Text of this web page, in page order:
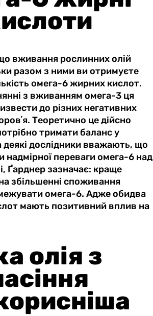
вживання рослинних олій
разом з ними ви отримуєте
омега-6 жирних кислот.
з вживанням омега-3 ця
до різних негативних
Теоретично це дійсно
тримати баланс у
деякі дослідники вважають, що
надмірної переваги омега-6 над
Ґарднер зазначає: краще
збільшенні споживання
омега-6. Адже обидва
мають позитивний вплив на
олія з